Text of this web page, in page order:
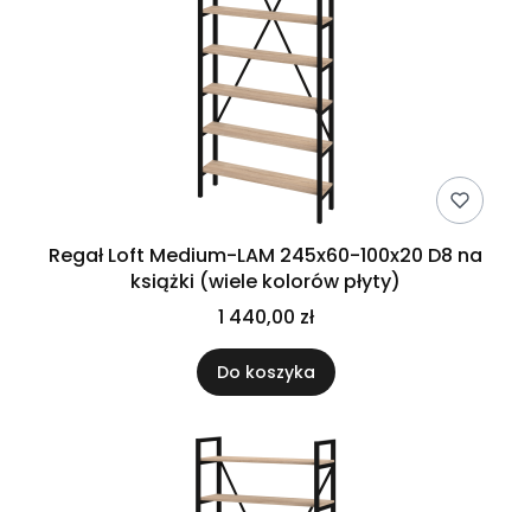
Regał Loft Medium-LAM 245x60-100x20 D8 na
książki (wiele kolorów płyty)
1 440,00 zł
Do koszyka